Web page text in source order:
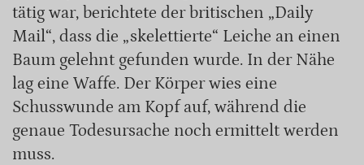
tätig war, berichtete der britischen „Daily
Mail“, dass die „skelettierte“ Leiche an einen
Baum gelehnt gefunden wurde. In der Nähe
lag eine Waffe. Der Körper wies eine
Schusswunde am Kopf auf, während die
genaue Todesursache noch ermittelt werden
muss.